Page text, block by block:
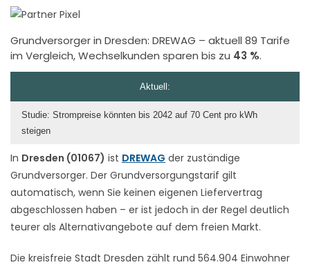
Grundversorger in Dresden: DREWAG – aktuell 89 Tarife
im Vergleich, Wechselkunden sparen bis zu 43 %.
In Dresden (01067) ist DREWAG der zuständige
Grundversorger. Der Grundversorgungstarif gilt
automatisch, wenn Sie keinen eigenen Liefervertrag
abgeschlossen haben – er ist jedoch in der Regel deutlich
teurer als Alternativangebote auf dem freien Markt.
Die kreisfreie Stadt Dresden zählt rund 564.904 Einwohner
Aktuell:
Studie: Strompreise könnten bis 2042 auf 70 Cent pro kWh
steigen